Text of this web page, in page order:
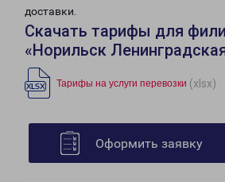
доставки.
Скачать тарифы для
«Норильск
Тарифы на услуги перевозки (xlsx)
Оформить заявку